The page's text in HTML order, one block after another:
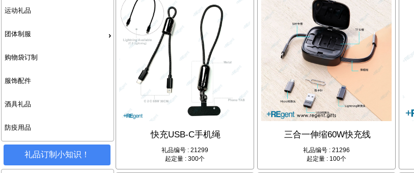
运动礼品
团体制服
购物袋订制
服饰配件
酒具礼品
防疫用品
礼品订制小知识！
快充USB-C手机绳
礼品编号 : 21299
起定量 : 300个
三合一伸缩60W快充线
礼品编号 : 21296
起定量 : 100个